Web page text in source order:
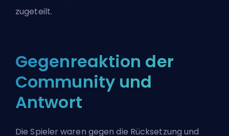
zugeteilt.
Gegenreaktion der
Community und
Antwort
Die Spieler waren gegen die Rücksetzung und